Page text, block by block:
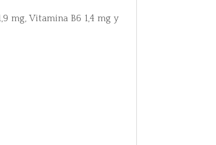
mg, Vitamina B6 1,4 mg y